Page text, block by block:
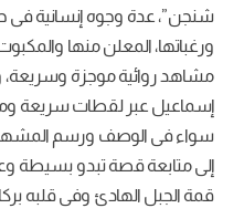
شنجن”، عدة وجوه إنسانية فى
ورغباتها، المعلن منها
مشاهد روائية موجزة وسريعة،
إسماعيل عبر لقطات سريعة
سواء فى الوصف ورسم المشهد
إلى متابعة قصة تبدو بسيطة
قمة الجبل الهادئ وفى قلبه